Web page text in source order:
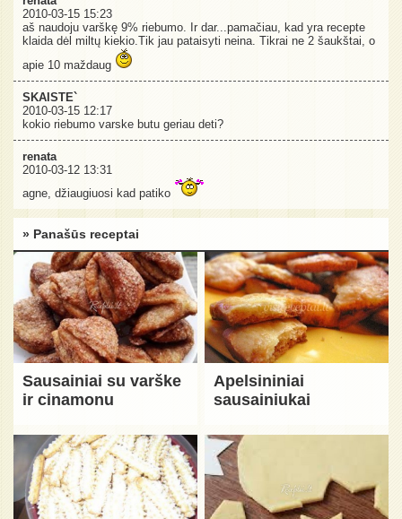
2010-03-15 15:23
aš naudoju varškę 9% riebumo. Ir dar...pamačiau, kad yra recepte
klaida dėl miltų kiekio.Tik jau pataisyti neina. Tikrai ne 2 šaukštai, o
apie 10 maždaug
SKAISTE`
2010-03-15 12:17
kokio riebumo varske butu geriau deti?
renata
2010-03-12 13:31
agne, džiaugiuosi kad patiko
» Panašūs receptai
Sausainiai su varške
ir cinamonu
Apelsininiai
sausainiukai